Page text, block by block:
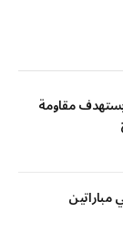
يستهدف مقاومة
مباراتين